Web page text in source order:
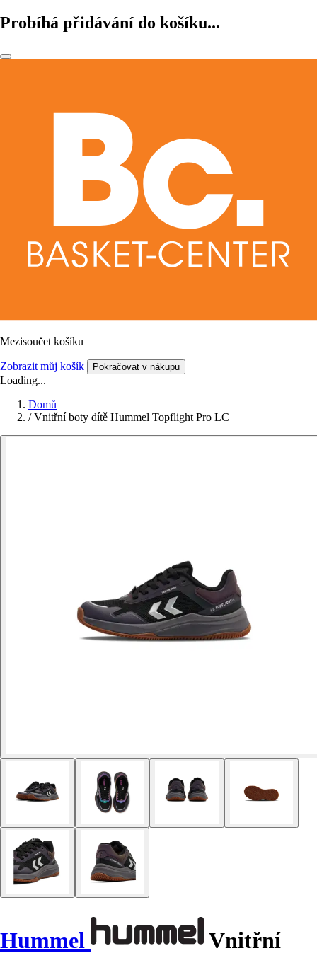
Probíhá přidávání do košíku...
Mezisoučet košíku
Zobrazit můj košík Pokračovat v nákupu
Loading...
Domů
/ Vnitřní boty dítě Hummel Topflight Pro LC
Hummel Vnitřní